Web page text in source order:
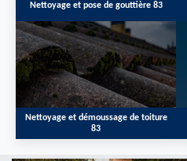
Nettoyage et pose de gouttière 83
Nettoyage et démoussage de toiture
83